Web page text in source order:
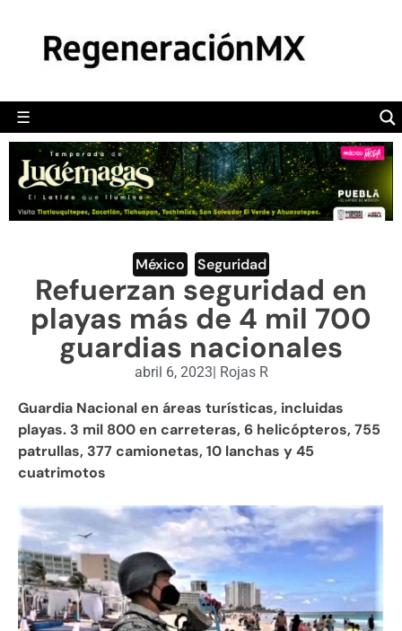
☰
POLÍTICA
CAMALEÓN
OPINIÓN
DEPORTES
ENGLISH SECTION
VIDEOS
México Seguridad
Refuerzan seguridad en
playas más de 4 mil 700
guardias nacionales
abril 6, 2023| Rojas R
Guardia Nacional en áreas turísticas, incluidas
playas. 3 mil 800 en carreteras, 6 helicópteros, 755
patrullas, 377 camionetas, 10 lanchas y 45
cuatrimotos